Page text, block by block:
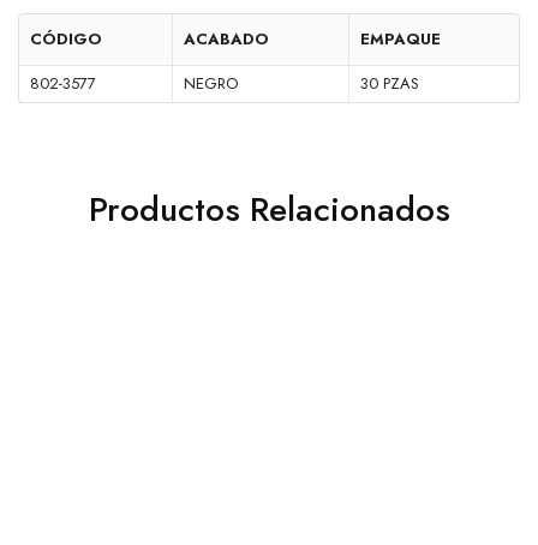
CÓDIGO ACABADO
EMPAQUE
802-3577
NEGRO 30 PZAS
Productos Relacionados